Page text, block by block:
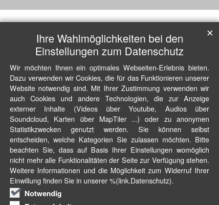
Ihre Wahlmöglichkeiten bei den
Einstellungen zum Datenschutz
Wir möchten Ihnen ein optimales Webseiten-Erlebnis bieten.
Dazu verwenden wir Cookies, die für das Funktionieren unserer
Website notwendig sind. Mit Ihrer Zustimmung verwenden wir
auch Cookies und andere Technologien, die zur Anzeige
externer Inhalte (Videos über Youtube, Audios über
Soundcloud, Karten über MapTiler ...) oder zu anonymen
Statistikzwecken genutzt werden. Sie können selbst
entscheiden, welche Kategorien Sie zulassen möchten. Bitte
beachten Sie, dass auf Basis Ihrer Einstellungen womöglich
nicht mehr alle Funktionalitäten der Seite zur Verfügung stehen.
Weitere Informationen und die Möglichkeit zum Widerruf Ihrer
Einwillung finden Sie in unserer %(link.Datenschutz).
Notwendig
✕